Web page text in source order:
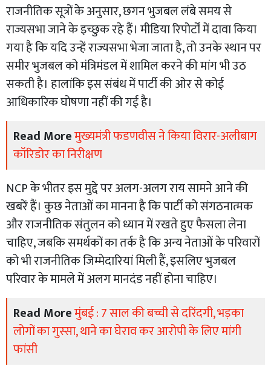
राजनीतिक सूत्रों के अनुसार, छगन भुजबल लंबे समय से
राज्यसभा जाने के इच्छुक रहे हैं। मीडिया रिपोर्टों में दावा किया
गया है कि यदि उन्हें राज्यसभा भेजा जाता है, तो उनके स्थान पर
समीर भुजबल को मंत्रिमंडल में शामिल करने की मांग भी उठ
सकती है। हालांकि इस संबंध में पार्टी की ओर से कोई
आधिकारिक घोषणा नहीं की गई है।
Read Moreमुख्यमंत्री फडणवीस ने किया विरार-अलीबाग
कॉरिडोर का निरीक्षण
NCP के भीतर इस मुद्दे पर अलग-अलग राय सामने आने की
खबरें हैं। कुछ नेताओं का मानना है कि पार्टी को संगठनात्मक
और राजनीतिक संतुलन को ध्यान में रखते हुए फैसला लेना
चाहिए, जबकि समर्थकों का तर्क है कि अन्य नेताओं के परिवारों
को भी राजनीतिक जिम्मेदारियां मिली हैं, इसलिए भुजबल
परिवार के मामले में अलग मानदंड नहीं होना चाहिए।
Read Moreमुंबई : 7 साल की बच्ची से दरिंदगी, भड़का
लोगों का गुस्सा, थाने का घेराव कर आरोपी के लिए मांगी
फांसी